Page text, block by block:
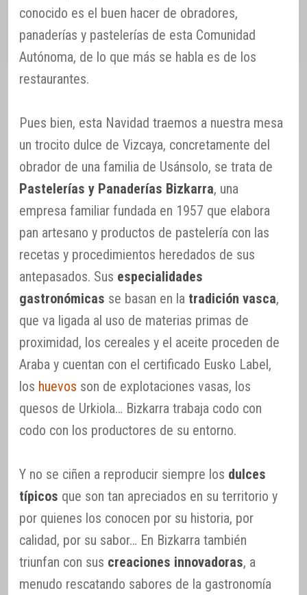
conocido es el buen hacer de obradores,
panaderías y pastelerías de esta Comunidad
Autónoma, de lo que más se habla es de los
restaurantes.
Pues bien, esta Navidad traemos a nuestra mesa
un trocito dulce de Vizcaya, concretamente del
obrador de una familia de Usánsolo, se trata de
Pastelerías y Panaderías Bizkarra, una
empresa familiar fundada en 1957 que elabora
pan artesano y productos de pastelería con las
recetas y procedimientos heredados de sus
antepasados. Sus especialidades
gastronómicas se basan en la tradición vasca,
que va ligada al uso de materias primas de
proximidad, los cereales y el aceite proceden de
Araba y cuentan con el certificado Eusko Label,
los huevos son de explotaciones vasas, los
quesos de Urkiola… Bizkarra trabaja codo con
codo con los productores de su entorno.
Y no se ciñen a reproducir siempre los dulces
típicos que son tan apreciados en su territorio y
por quienes los conocen por su historia, por
calidad, por su sabor… En Bizkarra también
triunfan con sus creaciones innovadoras, a
menudo rescatando sabores de la gastronomía